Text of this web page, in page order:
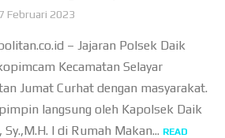
Februari 2023
– Jajaran Polsek Daik
Kecamatan Selayar
Jumat Curhat dengan masyarakat.
langsung oleh Kapolsek Daik
Sy.,M.H. I di Rumah Makan... READ